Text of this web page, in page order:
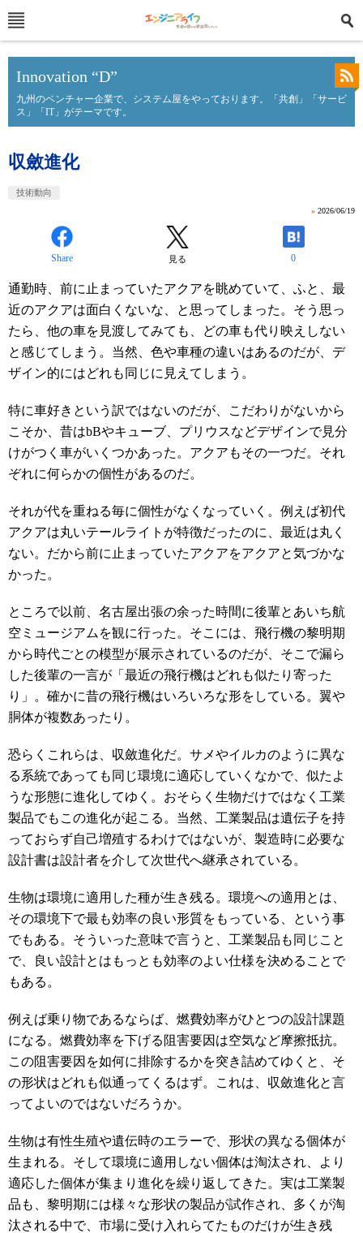
Innovation “D”
九州のベンチャー企業で、システム屋をやっております。「共創」「サービ
ス」「IT」がテーマです。
収斂進化
技術動向
» 2026/06/19
Share 見る 0
通勤時、前に止まっていたアクアを眺めていて、ふと、最
近のアクアは面白くないな、と思ってしまった。そう思っ
たら、他の車を見渡してみても、どの車も代り映えしない
と感じてしまう。当然、色や車種の違いはあるのだが、デ
ザイン的にはどれも同じに見えてしまう。
特に車好きという訳ではないのだが、こだわりがないから
こそか、昔はbBやキューブ、プリウスなどデザインで見分
けがつく車がいくつかあった。アクアもその一つだ。それ
ぞれに何らかの個性があるのだ。
それが代を重ねる毎に個性がなくなっていく。例えば初代
アクアは丸いテールライトが特徴だったのに、最近は丸く
ない。だから前に止まっていたアクアをアクアと気づかな
かった。
ところで以前、名古屋出張の余った時間に後輩とあいち航
空ミュージアムを観に行った。そこには、飛行機の黎明期
から時代ごとの模型が展示されているのだが、そこで漏ら
した後輩の一言が「最近の飛行機はどれも似たり寄った
り」。確かに昔の飛行機はいろいろな形をしている。翼や
胴体が複数あったり。
恐らくこれらは、収斂進化だ。サメやイルカのように異な
る系統であっても同じ環境に適応していくなかで、似たよ
うな形態に進化してゆく。おそらく生物だけではなく工業
製品でもこの進化が起こる。当然、工業製品は遺伝子を持
っておらず自己増殖するわけではないが、製造時に必要な
設計書は設計者を介して次世代へ継承されている。
生物は環境に適用した種が生き残る。環境への適用とは、
その環境下で最も効率の良い形質をもっている、という事
でもある。そういった意味で言うと、工業製品も同じこと
で、良い設計とはもっとも効率のよい仕様を決めることで
もある。
例えば乗り物であるならば、燃費効率がひとつの設計課題
になる。燃費効率を下げる阻害要因は空気など摩擦抵抗。
この阻害要因を如何に排除するかを突き詰めてゆくと、そ
の形状はどれも似通ってくるはず。これは、収斂進化と言
ってよいのではないだろうか。
生物は有性生殖や遺伝時のエラーで、形状の異なる個体が
生まれる。そして環境に適用しない個体は淘汰され、より
適応した個体が集まり進化を繰り返してきた。実は工業製
品も、黎明期には様々な形状の製品が試作され、多くが淘
汰される中で、市場に受け入れらてたものだけが生き残